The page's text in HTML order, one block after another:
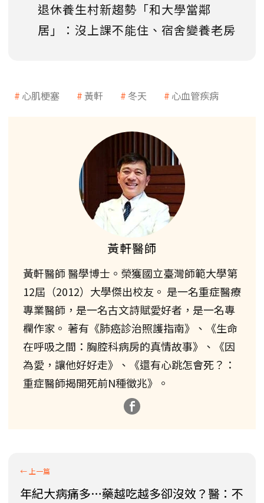
退休養生村新趨勢「和大學當鄰
居」：沒上課不能住、宿舍變養老房
心肌梗塞 黃軒 冬天 心血管疾病
黃軒醫師
黃軒醫師 醫學博士。榮獲國立臺灣師範大學第
12屆（2012）大學傑出校友。 是一名重症醫療
專業醫師，是一名古文詩賦愛好者，是一名專
欄作家。 著有《肺癌診治照護指南》、《生命
在呼吸之間：胸腔科病房的真情故事》、《因
為愛，讓他好好走》、《還有心跳怎會死？：
重症醫師揭開死前N種徵兆》。
年紀大病痛多…藥越吃越多卻沒效？醫：不